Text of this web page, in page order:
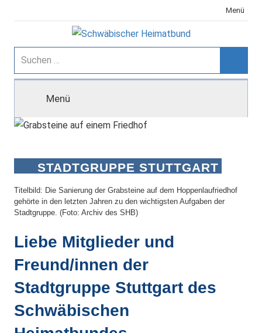
Inhalt
Menü
Schwäbischer
Heimatbund
Suchen
nach:
Menü
STADTGRUPPE STUTTGART
Titelbild: Die Sanierung der Grabsteine auf dem Hoppenlaufriedhof
gehörte in den letzten Jahren zu den wichtigsten Aufgaben der
Stadtgruppe. (Foto: Archiv des SHB)
Liebe Mitglieder und
Freund/innen der
Stadtgruppe Stuttgart des
Schwäbischen